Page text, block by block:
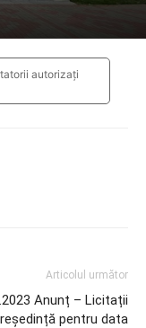
autorizați
Articolul următor
Anunț – Licitații
pentru data